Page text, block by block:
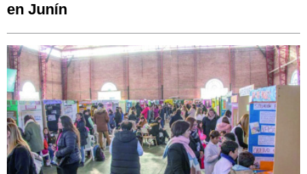
en Junín